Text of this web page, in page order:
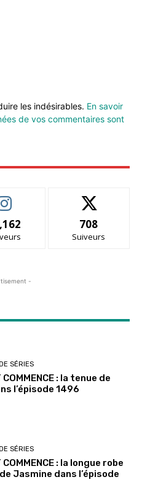
les indésirables. En savoir
de vos commentaires sont
708
Suiveurs
-
SÉRIES
COMMENCE : la tenue de
l’épisode 1496
SÉRIES
COMMENCE : la longue robe
Jasmine dans l’épisode